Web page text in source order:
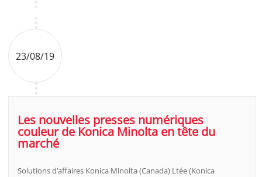
23/08/19
Les nouvelles presses numériques
couleur de Konica Minolta en tête du
marché
Solutions d’affaires Konica Minolta (Canada) Ltée (Konica